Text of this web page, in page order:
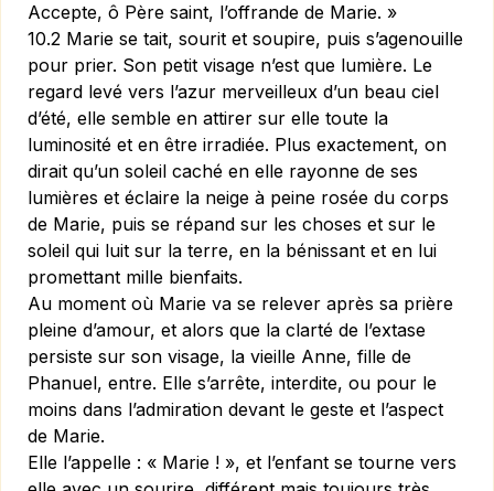
Accepte, ô Père saint, l’offrande de Marie. »
10.2 Marie se tait, sourit et soupire, puis s’agenouille
pour prier. Son petit visage n’est que lumière. Le
regard levé vers l’azur merveilleux d’un beau ciel
d’été, elle semble en attirer sur elle toute la
luminosité et en être irradiée. Plus exactement, on
dirait qu’un soleil caché en elle rayonne de ses
lumières et éclaire la neige à peine rosée du corps
de Marie, puis se répand sur les choses et sur le
soleil qui luit sur la terre, en la bénissant et en lui
promettant mille bienfaits.
Au moment où Marie va se relever après sa prière
pleine d’amour, et alors que la clarté de l’extase
persiste sur son vi­sage, la vieille Anne, fille de
Phanuel, entre. Elle s’arrête, interdite, ou pour le
moins dans l’admiration devant le geste et l’aspect
de Marie.
Elle l’appelle : « Marie ! », et l’enfant se tourne vers